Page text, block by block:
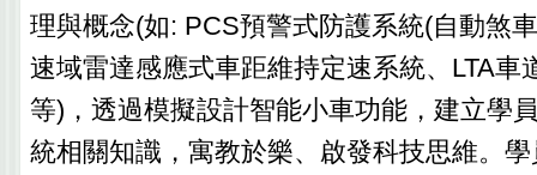
理與概念(如: PCS預警式防護系統(自動煞
速域雷達感應式車距維持定速系統、LTA車
等)，透過模擬設計智能小車功能，建立學
統相關知識，寓教於樂、啟發科技思維。